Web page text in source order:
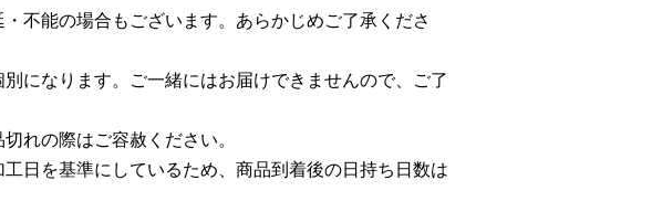
不能の場合もございます。あらかじめご了承くださ
になります。ご一緒にはお届けできませんので、ご了
れの際はご容赦ください。
日を基準にしているため、商品到着後の日持ち日数は